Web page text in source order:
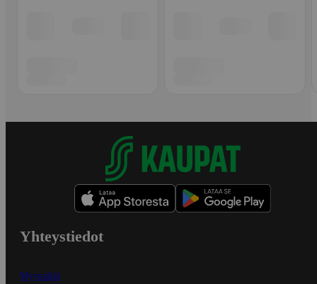
Yhteystiedot
Myymälät